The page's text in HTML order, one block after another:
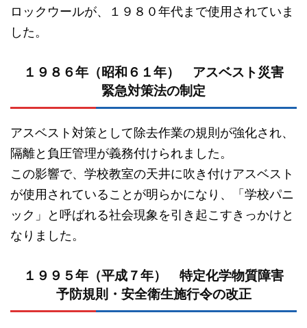
ロックウールが、１９８０年代まで使用されていま
した。
１９８６年（昭和６１年） アスベスト災害
緊急対策法の制定
アスベスト対策として除去作業の規則が強化され、
隔離と負圧管理が義務付けられました。
この影響で、学校教室の天井に吹き付けアスベスト
が使用されていることが明らかになり、「学校パニ
ック」と呼ばれる社会現象を引き起こすきっかけと
なりました。
１９９５年（平成７年） 特定化学物質障害
予防規則・安全衛生施行令の改正